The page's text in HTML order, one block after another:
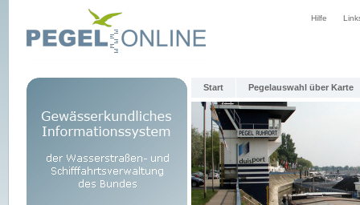
Hilfe
Start Pegelauswahl über Karte